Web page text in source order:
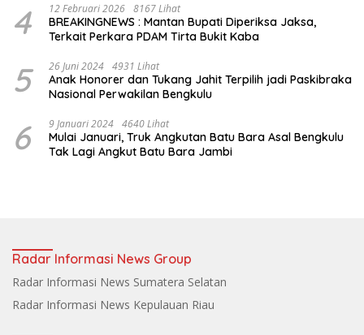
4 12 Februari 2026 8167 Lihat
BREAKINGNEWS : Mantan Bupati Diperiksa Jaksa,
Terkait Perkara PDAM Tirta Bukit Kaba
5 26 Juni 2024 4931 Lihat
Anak Honorer dan Tukang Jahit Terpilih jadi Paskibraka
Nasional Perwakilan Bengkulu
6 9 Januari 2024 4640 Lihat
Mulai Januari, Truk Angkutan Batu Bara Asal Bengkulu
Tak Lagi Angkut Batu Bara Jambi
Radar Informasi News Group
Radar Informasi News Sumatera Selatan
Radar Informasi News Kepulauan Riau